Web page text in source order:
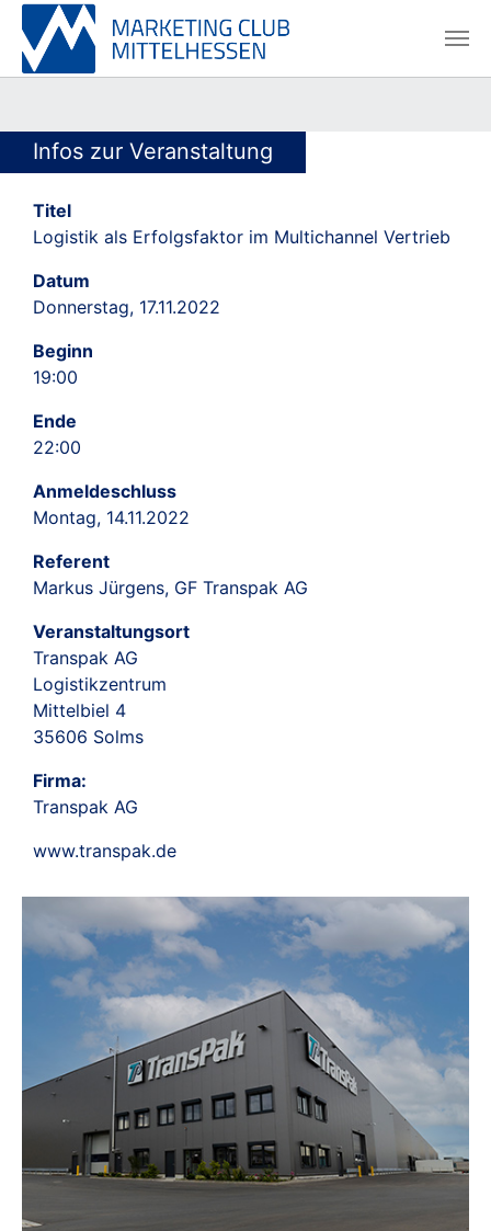
Infos zur Veranstaltung
Titel
Logistik als Erfolgsfaktor im Multichannel Vertrieb
Datum
Donnerstag, 17.11.2022
Beginn
19:00
Ende
22:00
Anmeldeschluss
Montag, 14.11.2022
Referent
Markus Jürgens, GF Transpak AG
Veranstaltungsort
Transpak AG
Logistikzentrum
Mittelbiel 4
35606 Solms
Firma:
Transpak AG
www.transpak.de